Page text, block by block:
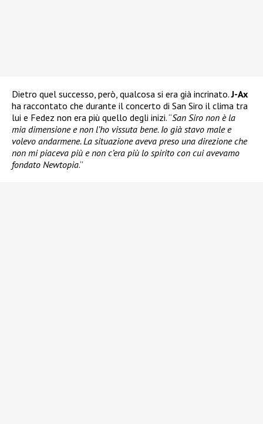
Dietro quel successo, però, qualcosa si era già incrinato.J-Ax
ha raccontato che durante il concerto di San Siro il clima tra
lui e Fedez non era più quello degli inizi. “San Siro non è la
mia dimensione e non l’ho vissuta bene. Io già stavo male e
volevo andarmene. La situazione aveva preso una direzione che
non mi piaceva più e non c’era più lo spirito con cui avevamo
fondato Newtopia.”